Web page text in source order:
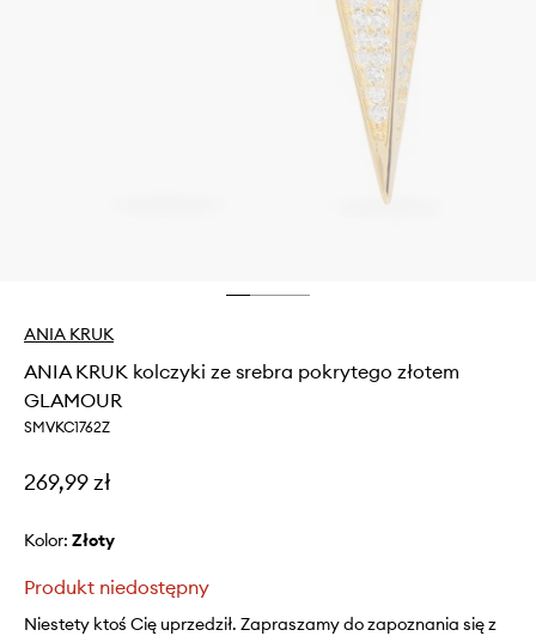
ANIA KRUK
ANIA KRUK kolczyki ze srebra pokrytego złotem
GLAMOUR
SMVKC1762Z
269,99 zł
Kolor: złoty
Produkt niedostępny
Niestety ktoś Cię uprzedził. Zapraszamy do zapoznania się z